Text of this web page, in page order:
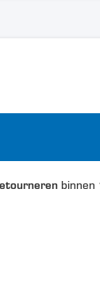
binnen